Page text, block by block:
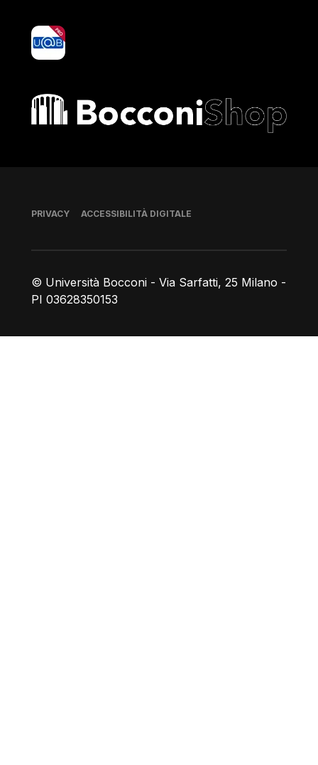
yoU@B
Bocconi shop
© Università Bocconi - Via Sarfatti, 25 Milano -
PI 03628350153
Piè di pagina
PRIVACY ACCESSIBILITÀ DIGITALE